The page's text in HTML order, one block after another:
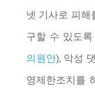
넷 기사로 피해
구할 수 있도
의원안), 악성
영제한조치를